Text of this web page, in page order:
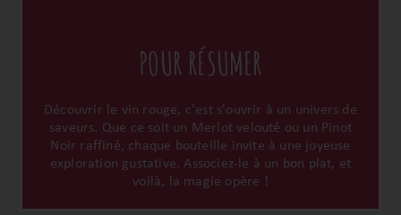
POUR RÉSUMER
Découvrir le vin rouge, c'est s'ouvrir à un univers de
saveurs. Que ce soit un Merlot velouté ou un Pinot
Noir raffiné, chaque bouteille invite à une joyeuse
exploration gustative. Associez-le à un bon plat, et
voilà, la magie opère !